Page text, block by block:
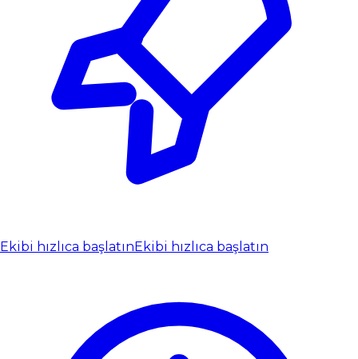
Ekibi hızlıca başlatınEkibi hızlıca başlatın